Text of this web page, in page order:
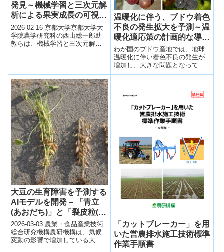
発見～機械学習と三次元解
析による果実成長の可視化
～
2026-02-16 京都大学京都大学大
学院農学研究科の西山総一郎助
教らは、機械学習と三次元解析
温暖化に伴う、ブドウ着色
不良の発生拡大を予測～温
暖化適応策の計画的な導入
に貢献～
わが国のブドウ産地では、地球
温暖化に伴い着色不良の発生が
増加し、大きな問題となってお
り、将来、地球温暖化が進んだ
大豆の生育障害を予測する
AIモデルを開発 – 「青立
(あおだち)」と「裂皮粒(れ
っぴりゅう)」の発生リス
クを予測 –
2026-03-03 農業・食品産業技術
総合研究機構農研機構は、気候
変動の影響で増加している大豆
「カットブレーカー」を用
いた営農排水施工技術標準
作業手順書